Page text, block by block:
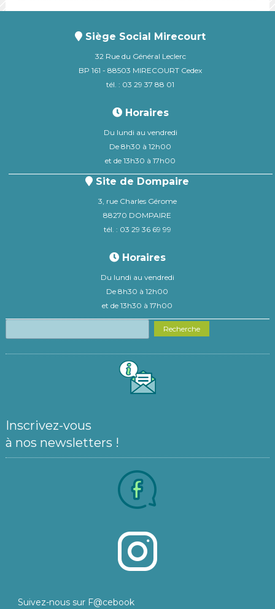
Siège Social Mirecourt
32 Rue du Général Leclerc
BP 161 - 88503 MIRECOURT Cedex
tél. : 03 29 37 88 01
Horaires
Du lundi au vendredi
De 8h30 à 12h00
et de 13h30 à 17h00
Site de Dompaire
3, rue Charles Gérome
88270 DOMPAIRE
tél. : 03 29 36 69 99
Horaires
Du lundi au vendredi
De 8h30 à 12h00
et de 13h30 à 17h00
Recherche
Inscrivez-vous
à nos newsletters !
Suivez-nous sur F@cebook